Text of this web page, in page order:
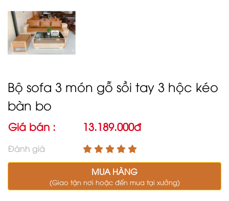
Bộ sofa 3 món gỗ sồi tay 3 hộc kéo
bàn bo
Giá bán : 13.189.000đ
Đánh giá
MUA HÀNG
(Giao tận nơi hoặc đến mua tại xưởng)